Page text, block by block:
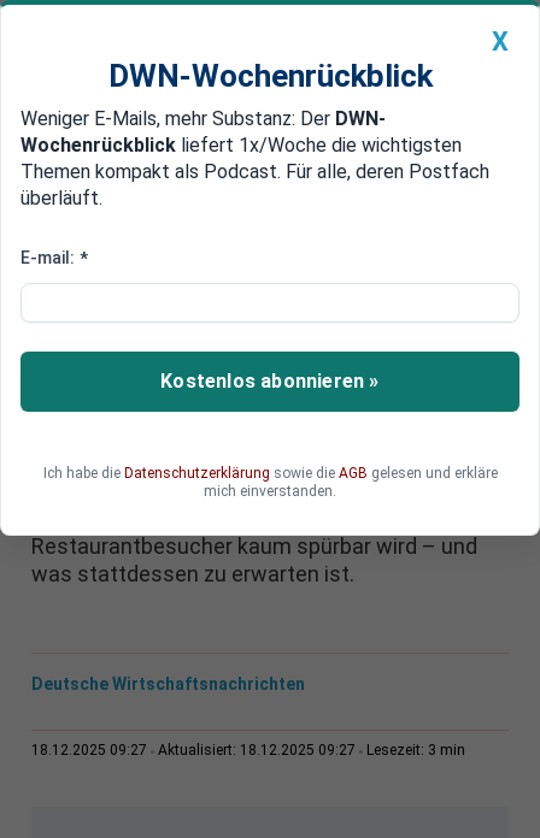
Newsticker MEIN DWN: Geldanlage Premium
Edelmetalle DWN-Magazin China
Steuersenkung in Restaurants:
Die Politik senkt die Mehrwertsteuer in der
Gastronomie - wird der Restaurantbesuch damit
endlich wieder erschwinglicher? Wohl kaum.
Preisnachlässe, selbst große Ketten stellen sich
quer. Warum die geplante
Restaurantbesucher kaum spürbar wird – und
was stattdessen zu erwarten ist.
Deutsche Wirtschaftsnachrichten
18.12.2025 09:27 Aktualisiert: 18.12.2025 09:27 Lesezeit: 3 min
X
DWN-Wochenrückblick
Weniger E-Mails, mehr Substanz: Der DWN-
Wochenrückblick liefert 1x/Woche die wichtigsten
Themen kompakt als Podcast. Für alle, deren Postfach
überläuft.
E-mail: *
Kostenlos abonnieren »
Ich habe die Datenschutzerklärung sowie die AGB gelesen und erkläre
mich einverstanden.